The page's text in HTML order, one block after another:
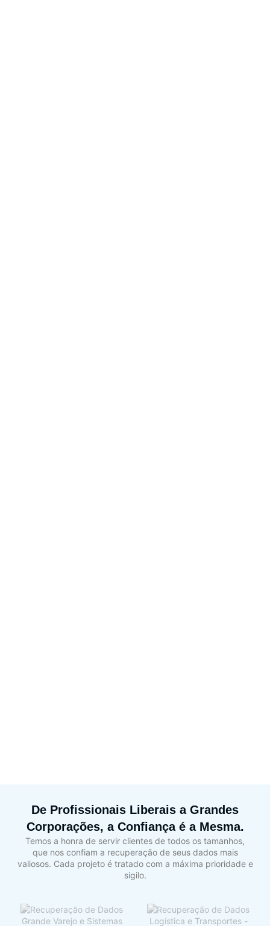
De Profissionais Liberais a Grandes
Corporações, a Confiança é a Mesma.
Temos a honra de servir clientes de todos os tamanhos,
que nos confiam a recuperação de seus dados mais
valiosos. Cada projeto é tratado com a máxima prioridade e
sigilo.